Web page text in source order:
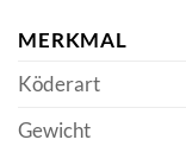
MERKMAL
Köderart
Gewicht